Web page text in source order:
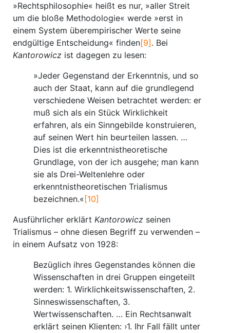
»Rechtsphilosophie« heißt es nur, »aller Streit
um die bloße Methodologie« werde »erst in
einem System überempirischer Werte seine
endgültige Entscheidung« finden[9]. Bei
Kantorowicz ist dagegen zu lesen:
»Jeder Gegenstand der Erkenntnis, und so
auch der Staat, kann auf die grundlegend
verschiedene Weisen betrachtet werden: er
muß sich als ein Stück Wirklichkeit
erfahren, als ein Sinngebilde konstruieren,
auf seinen Wert hin beurteilen lassen. …
Dies ist die erkenntnistheoretische
Grundlage, von der ich ausgehe; man kann
sie als Drei-Weltenlehre oder
erkenntnistheoretischen Trialismus
bezeichnen.« [10]
Ausführlicher erklärt Kantorowicz seinen
Trialismus – ohne diesen Begriff zu verwenden –
in einem Aufsatz von 1928:
Bezüglich ihres Gegenstandes können die
Wissenschaften in drei Gruppen eingeteilt
werden: 1. Wirklichkeitswissenschaften, 2.
Sinneswissenschaften, 3.
Wertwissenschaften. … Ein Rechtsanwalt
erklärt seinen Klienten: ›1. Ihr Fall fällt unter